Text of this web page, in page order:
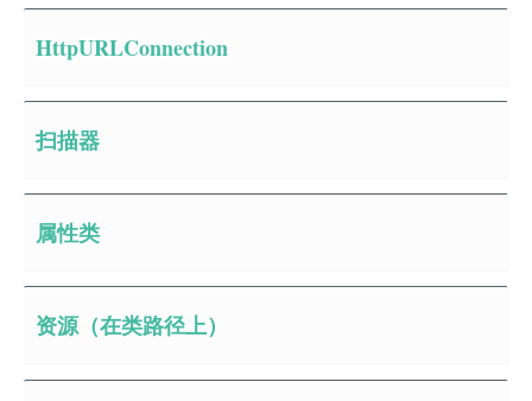
HttpURLConnection
扫描器
属性类
资源（在类路径上）